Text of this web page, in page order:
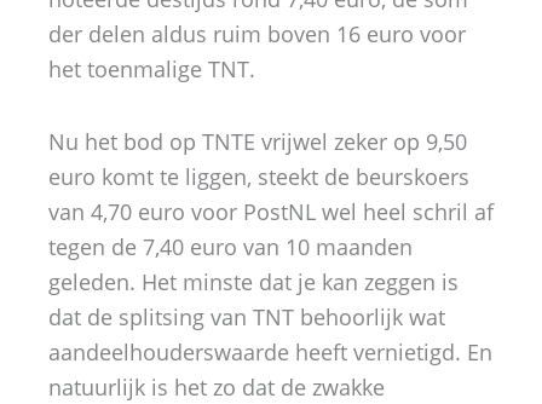
der delen aldus ruim boven 16 euro voor
het toenmalige TNT.
Nu het bod op TNTE vrijwel zeker op 9,50
euro komt te liggen, steekt de beurskoers
van 4,70 euro voor PostNL wel heel schril af
tegen de 7,40 euro van 10 maanden
geleden. Het minste dat je kan zeggen is
dat de splitsing van TNT behoorlijk wat
aandeelhouderswaarde heeft vernietigd. En
natuurlijk is het zo dat de zwakke